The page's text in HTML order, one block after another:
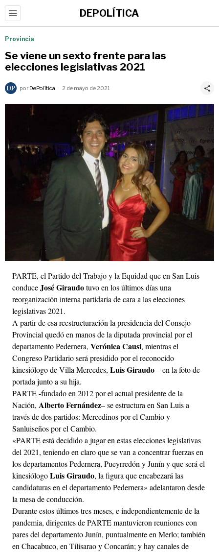
DEPOLÍTICA
Provincia
Se viene un sexto frente para las
elecciones legislativas 2021
por DePolítica 2 de mayo de 2021
PARTE, el Partido del Trabajo y la Equidad que en San Luis
conduceJosé Giraudotuvo en los últimos días una
reorganización interna partidaria de cara a las elecciones
legislativas 2021.
A partir de esa reestructuración la presidencia del Consejo
Provincial quedó en manos de la diputada provincial por el
departamento Pedernera, Verónica Causi, mientras el
Congreso Partidario será presidido por el reconocido
kinesiólogo de Villa Mercedes, Luis Giraudo– en la foto de
portada junto a su hija.
PARTE -fundado en 2012 por el actual presidente de la
Nación, Alberto Fernández– se estructura en San Luis a
través de dos partidos: Mercedinos por el Cambio y
Sanluiseños por el Cambio.
«PARTE está decidido a jugar en estas elecciones legislativas
del 2021, teniendo en claro que se van a concentrar fuerzas en
los departamentos Pedernera, Pueyrredón y Junín y que será el
kinesiólogoLuis Giraudo, la figura que encabezará las
candidaturas en el departamento Pedernera» adelantaron desde
la mesa de conducción.
Durante estos últimos tres meses, e independientemente de la
pandemia, dirigentes de PARTE mantuvieron reuniones con
pares del departamento Junín, puntualmente en Merlo; también
en Chacabuco, en Tilisarao y Concarán; y hay canales de